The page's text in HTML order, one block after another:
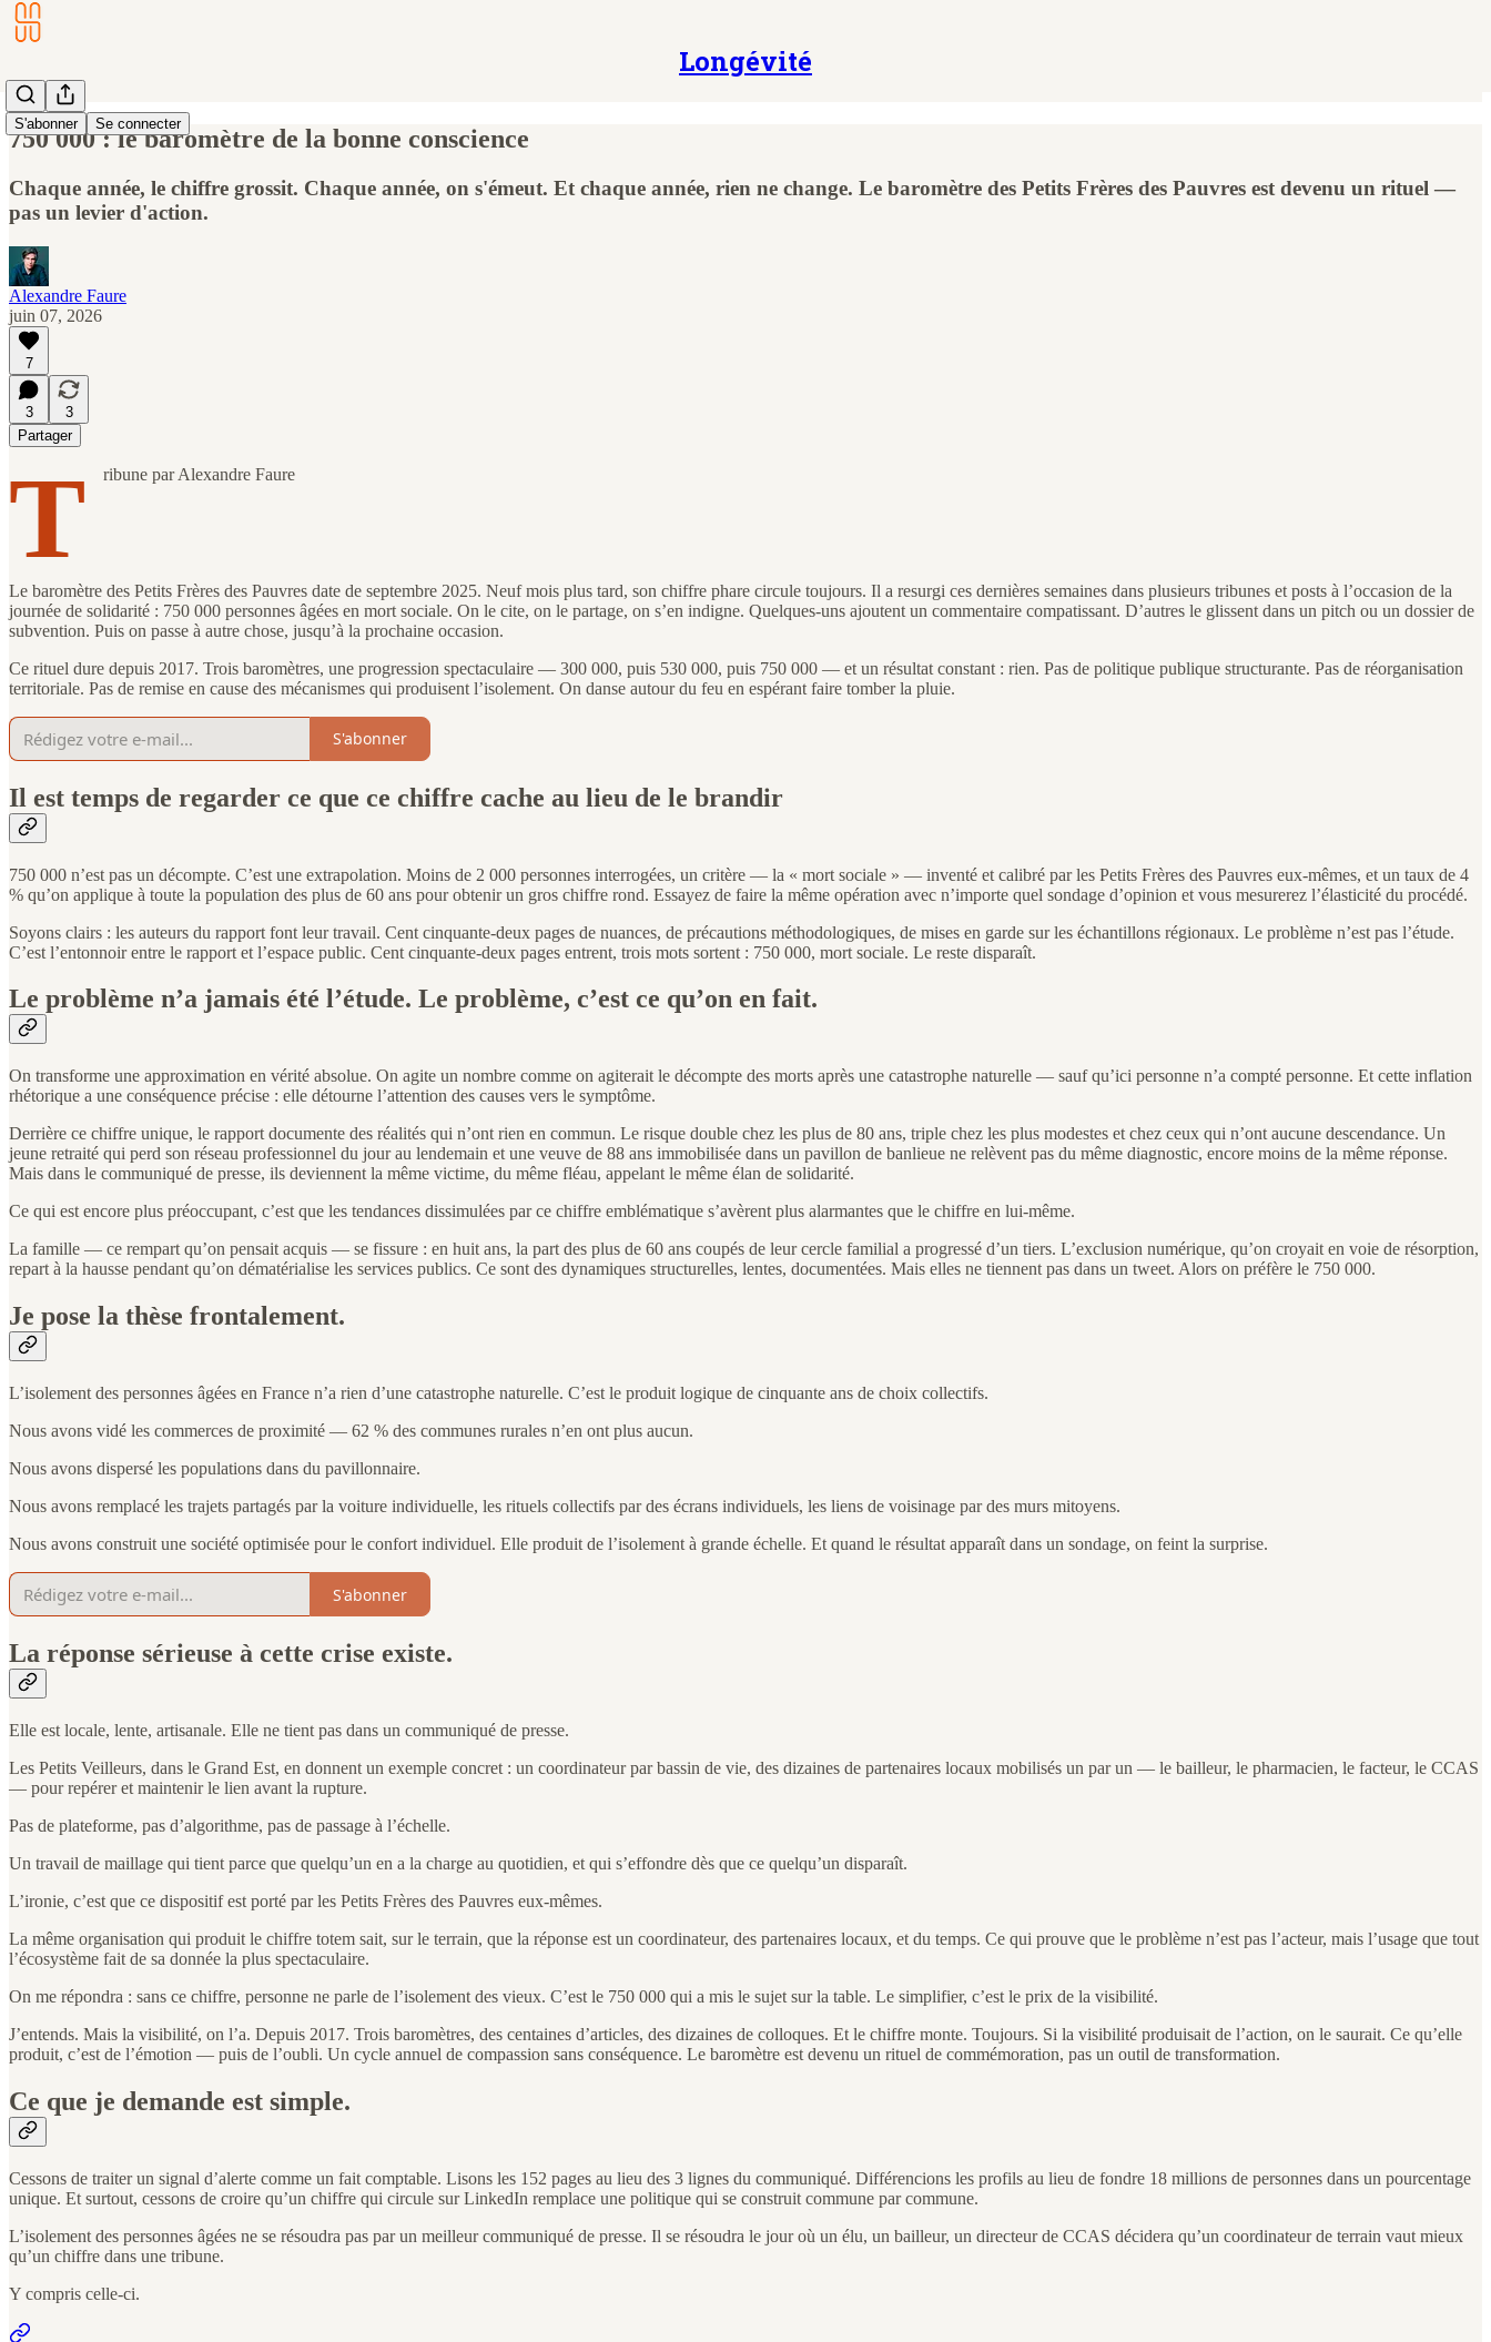
Longévité
S'abonner Se connecter
750 000 : le baromètre de la bonne conscience
Chaque année, le chiffre grossit. Chaque année, on s'émeut. Et chaque année, rien ne change. Le baromètre des Petits Frères des Pauvres est devenu un rituel —
pas un levier d'action.
Alexandre Faure
juin 07, 2026
7
3
3
Partager
T ribune par Alexandre Faure
Le baromètre des Petits Frères des Pauvres date de septembre 2025. Neuf mois plus tard, son chiffre phare circule toujours. Il a resurgi ces dernières semaines dans plusieurs tribunes et posts à l’occasion de la
journée de solidarité : 750 000 personnes âgées en mort sociale. On le cite, on le partage, on s’en indigne. Quelques-uns ajoutent un commentaire compatissant. D’autres le glissent dans un pitch ou un dossier de
subvention. Puis on passe à autre chose, jusqu’à la prochaine occasion.
Ce rituel dure depuis 2017. Trois baromètres, une progression spectaculaire — 300 000, puis 530 000, puis 750 000 — et un résultat constant : rien. Pas de politique publique structurante. Pas de réorganisation
territoriale. Pas de remise en cause des mécanismes qui produisent l’isolement. On danse autour du feu en espérant faire tomber la pluie.
S'abonner
Il est temps de regarder ce que ce chiffre cache au lieu de le brandir
750 000 n’est pas un décompte. C’est une extrapolation. Moins de 2 000 personnes interrogées, un critère — la « mort sociale » — inventé et calibré par les Petits Frères des Pauvres eux-mêmes, et un taux de 4
% qu’on applique à toute la population des plus de 60 ans pour obtenir un gros chiffre rond. Essayez de faire la même opération avec n’importe quel sondage d’opinion et vous mesurerez l’élasticité du procédé.
Soyons clairs : les auteurs du rapport font leur travail. Cent cinquante-deux pages de nuances, de précautions méthodologiques, de mises en garde sur les échantillons régionaux. Le problème n’est pas l’étude.
C’est l’entonnoir entre le rapport et l’espace public. Cent cinquante-deux pages entrent, trois mots sortent : 750 000, mort sociale. Le reste disparaît.
Le problème n’a jamais été l’étude. Le problème, c’est ce qu’on en fait.
On transforme une approximation en vérité absolue. On agite un nombre comme on agiterait le décompte des morts après une catastrophe naturelle — sauf qu’ici personne n’a compté personne. Et cette inflation
rhétorique a une conséquence précise : elle détourne l’attention des causes vers le symptôme.
Derrière ce chiffre unique, le rapport documente des réalités qui n’ont rien en commun. Le risque double chez les plus de 80 ans, triple chez les plus modestes et chez ceux qui n’ont aucune descendance. Un
jeune retraité qui perd son réseau professionnel du jour au lendemain et une veuve de 88 ans immobilisée dans un pavillon de banlieue ne relèvent pas du même diagnostic, encore moins de la même réponse.
Mais dans le communiqué de presse, ils deviennent la même victime, du même fléau, appelant le même élan de solidarité.
Ce qui est encore plus préoccupant, c’est que les tendances dissimulées par ce chiffre emblématique s’avèrent plus alarmantes que le chiffre en lui-même.
La famille — ce rempart qu’on pensait acquis — se fissure : en huit ans, la part des plus de 60 ans coupés de leur cercle familial a progressé d’un tiers. L’exclusion numérique, qu’on croyait en voie de résorption,
repart à la hausse pendant qu’on dématérialise les services publics. Ce sont des dynamiques structurelles, lentes, documentées. Mais elles ne tiennent pas dans un tweet. Alors on préfère le 750 000.
Je pose la thèse frontalement.
L’isolement des personnes âgées en France n’a rien d’une catastrophe naturelle. C’est le produit logique de cinquante ans de choix collectifs.
Nous avons vidé les commerces de proximité — 62 % des communes rurales n’en ont plus aucun.
Nous avons dispersé les populations dans du pavillonnaire.
Nous avons remplacé les trajets partagés par la voiture individuelle, les rituels collectifs par des écrans individuels, les liens de voisinage par des murs mitoyens.
Nous avons construit une société optimisée pour le confort individuel. Elle produit de l’isolement à grande échelle. Et quand le résultat apparaît dans un sondage, on feint la surprise.
S'abonner
La réponse sérieuse à cette crise existe.
Elle est locale, lente, artisanale. Elle ne tient pas dans un communiqué de presse.
Les Petits Veilleurs, dans le Grand Est, en donnent un exemple concret : un coordinateur par bassin de vie, des dizaines de partenaires locaux mobilisés un par un — le bailleur, le pharmacien, le facteur, le CCAS
— pour repérer et maintenir le lien avant la rupture.
Pas de plateforme, pas d’algorithme, pas de passage à l’échelle.
Un travail de maillage qui tient parce que quelqu’un en a la charge au quotidien, et qui s’effondre dès que ce quelqu’un disparaît.
L’ironie, c’est que ce dispositif est porté par les Petits Frères des Pauvres eux-mêmes.
La même organisation qui produit le chiffre totem sait, sur le terrain, que la réponse est un coordinateur, des partenaires locaux, et du temps. Ce qui prouve que le problème n’est pas l’acteur, mais l’usage que tout
l’écosystème fait de sa donnée la plus spectaculaire.
On me répondra : sans ce chiffre, personne ne parle de l’isolement des vieux. C’est le 750 000 qui a mis le sujet sur la table. Le simplifier, c’est le prix de la visibilité.
J’entends. Mais la visibilité, on l’a. Depuis 2017. Trois baromètres, des centaines d’articles, des dizaines de colloques. Et le chiffre monte. Toujours. Si la visibilité produisait de l’action, on le saurait. Ce qu’elle
produit, c’est de l’émotion — puis de l’oubli. Un cycle annuel de compassion sans conséquence. Le baromètre est devenu un rituel de commémoration, pas un outil de transformation.
Ce que je demande est simple.
Cessons de traiter un signal d’alerte comme un fait comptable. Lisons les 152 pages au lieu des 3 lignes du communiqué. Différencions les profils au lieu de fondre 18 millions de personnes dans un pourcentage
unique. Et surtout, cessons de croire qu’un chiffre qui circule sur LinkedIn remplace une politique qui se construit commune par commune.
L’isolement des personnes âgées ne se résoudra pas par un meilleur communiqué de presse. Il se résoudra le jour où un élu, un bailleur, un directeur de CCAS décidera qu’un coordinateur de terrain vaut mieux
qu’un chiffre dans une tribune.
Y compris celle-ci.